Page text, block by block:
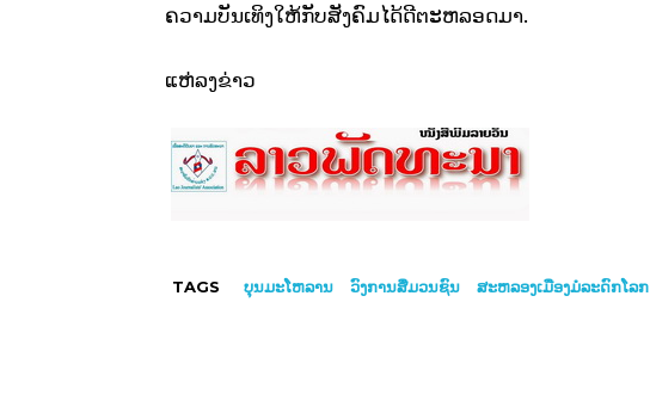
ຄວາມບັນເທິງໃຫ້ກັບສັງຄົມໄດ້ດີຕະຫລອດມາ.
ແຫ່ລງຂ່າວ
TAGS ບຸນມະໂຫລານ ວົງການສື່ມວນຊົນ ສະຫລອງເມືອງມໍລະດົກໂລກ